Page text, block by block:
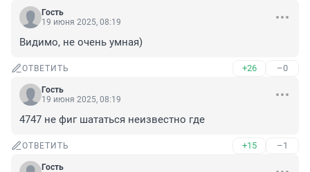
Гость
19 июня 2025, 08:19
Видимо, не очень умная)
ОТВЕТИТЬ +26 –0
Гость
19 июня 2025, 08:19
4747 не фиг шататься неизвестно где
ОТВЕТИТЬ +15 –1
Гость